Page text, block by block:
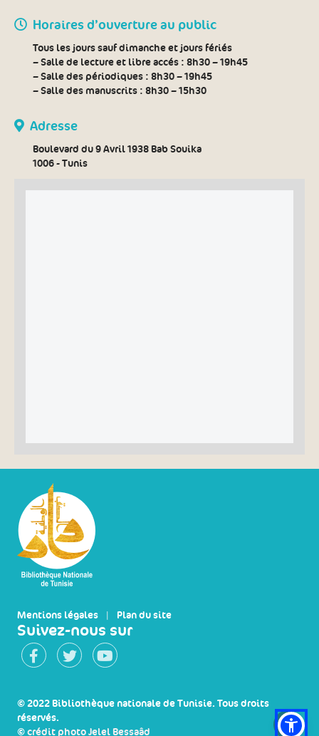
Horaires d’ouverture au public
Tous les jours sauf dimanche et jours fériés
– Salle de lecture et libre accés : 8h30 – 19h45
– Salle des périodiques : 8h30 – 19h45
– Salle des manuscrits : 8h30 – 15h30
Adresse
Boulevard du 9 Avril 1938 Bab Souika
1006 - Tunis
Mentions légales | Plan du site
Suivez-nous sur
© 2022 Bibliothèque nationale de Tunisie. Tous droits
réservés.
©crédit photo Jelel Bessaâd